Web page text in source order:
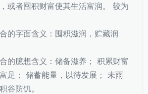
或者囤积财富使其生活富润。 较为
的字面含义：囤积滋润，贮藏润
的臆想含义：储备滋养； 积累财富
足； 储蓄能量，以待发展； 未雨
谷防饥。